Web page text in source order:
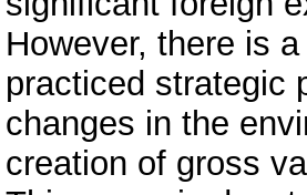
However, there is
practiced strategic
changes in the
creation of gross